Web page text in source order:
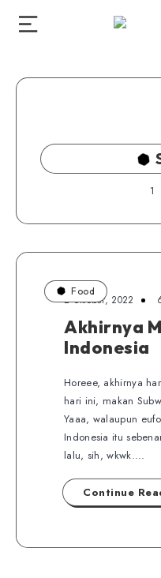
1
Food
2 Oktober, 2022
Akhirnya
Indonesia
Horeee, akhirnya
hari ini, makan
Yaaa, walaupun
Indonesia itu
lalu, sih, wkwk….
Continue